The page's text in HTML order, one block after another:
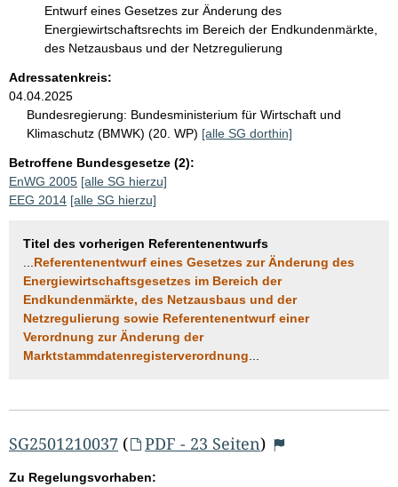
Entwurf eines Gesetzes zur Änderung des
Energiewirtschaftsrechts im Bereich der Endkundenmärkte,
des Netzausbaus und der Netzregulierung
Adressatenkreis:
04.04.2025
Bundesregierung: Bundesministerium für Wirtschaft und
Klimaschutz (BMWK) (20. WP) [alle SG dorthin]
Betroffene Bundesgesetze (2):
EnWG 2005 [alle SG hierzu]
EEG 2014 [alle SG hierzu]
Titel des vorherigen Referentenentwurfs
Referentenentwurf eines Gesetzes zur Änderung des
Energiewirtschaftsgesetzes im Bereich der
Endkundenmärkte, des Netzausbaus und der
Netzregulierung sowie Referentenentwurf einer
Verordnung zur Änderung der
Marktstammdatenregisterverordnung
SG2501210037 ( PDF - 23 Seiten)
Zu Regelungsvorhaben: